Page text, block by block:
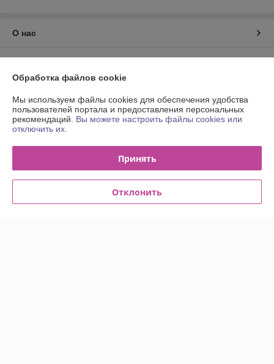
О нас
График работы
Полная версия сайта
Сайт создан на платформе Deal.by
Обработка файлов cookie
Мы используем файлы cookies для обеспечения удобства
пользователей портала и предоставления персональных
рекомендаций. Вы можете настроить файлы cookies или
отключить их.
Принять
Отклонить